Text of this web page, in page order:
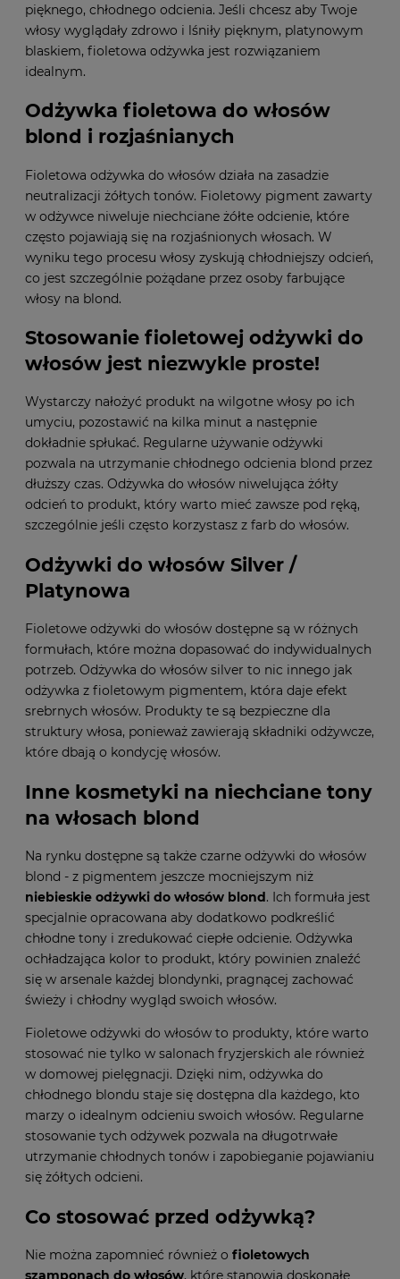
pięknego, chłodnego odcienia. Jeśli chcesz aby Twoje
włosy wyglądały zdrowo i lśniły pięknym, platynowym
blaskiem, fioletowa odżywka jest rozwiązaniem
idealnym.
Odżywka fioletowa do włosów
blond i rozjaśnianych
Fioletowa odżywka do włosów działa na zasadzie
neutralizacji żółtych tonów. Fioletowy pigment zawarty
w odżywce niweluje niechciane żółte odcienie, które
często pojawiają się na rozjaśnionych włosach. W
wyniku tego procesu włosy zyskują chłodniejszy odcień,
co jest szczególnie pożądane przez osoby farbujące
włosy na blond.
Stosowanie fioletowej odżywki do
włosów jest niezwykle proste!
Wystarczy nałożyć produkt na wilgotne włosy po ich
umyciu, pozostawić na kilka minut a następnie
dokładnie spłukać. Regularne używanie odżywki
pozwala na utrzymanie chłodnego odcienia blond przez
dłuższy czas. Odżywka do włosów niwelująca żółty
odcień to produkt, który warto mieć zawsze pod ręką,
szczególnie jeśli często korzystasz z farb do włosów.
Odżywki do włosów Silver /
Platynowa
Fioletowe odżywki do włosów dostępne są w różnych
formułach, które można dopasować do indywidualnych
potrzeb. Odżywka do włosów silver to nic innego jak
odżywka z fioletowym pigmentem, która daje efekt
srebrnych włosów. Produkty te są bezpieczne dla
struktury włosa, ponieważ zawierają składniki odżywcze,
które dbają o kondycję włosów.
Inne kosmetyki na niechciane tony
na włosach blond
Na rynku dostępne są także czarne odżywki do włosów
blond - z pigmentem jeszcze mocniejszym niż
niebieskie odżywki do włosów blond. Ich formuła jest
specjalnie opracowana aby dodatkowo podkreślić
chłodne tony i zredukować ciepłe odcienie. Odżywka
ochładzająca kolor to produkt, który powinien znaleźć
się w arsenale każdej blondynki, pragnącej zachować
świeży i chłodny wygląd swoich włosów.
Fioletowe odżywki do włosów to produkty, które warto
stosować nie tylko w salonach fryzjerskich ale również
w domowej pielęgnacji. Dzięki nim, odżywka do
chłodnego blondu staje się dostępna dla każdego, kto
marzy o idealnym odcieniu swoich włosów. Regularne
stosowanie tych odżywek pozwala na długotrwałe
utrzymanie chłodnych tonów i zapobieganie pojawianiu
się żółtych odcieni.
Co stosować przed odżywką?
Nie można zapomnieć również o fioletowych
szamponach do włosów, które stanowią doskonałe